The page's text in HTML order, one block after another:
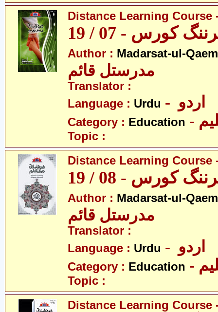
Distance Learning Course
کورس - 07 / 19
Author : Madarsat-ul-
مدرستل قائم
Translator :
Language : Urdu
Category : Education
Topic :
Distance Learning Course
کورس - 08 / 19
Author : Madarsat-ul-
مدرستل قائم
Translator :
Language : Urdu
Category : Education
Topic :
Distance Learning Course